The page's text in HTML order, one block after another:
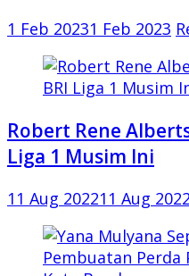
1 Feb 20231 Feb 2023
Robert Rene
Liga 1 Musim Ini
11 Aug 202211 Aug 2022